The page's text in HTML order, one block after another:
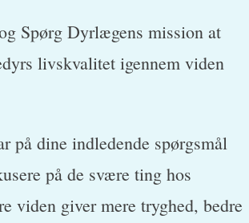
Spørg Dyrlægens mission at
livskvalitet igennem viden
på dine indledende spørgsmål
på de svære ting hos
viden giver mere tryghed, bedre